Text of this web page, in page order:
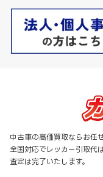
中古車の高価買取ならお任
全国対応でレッカー引取代
査定は完了いたします。